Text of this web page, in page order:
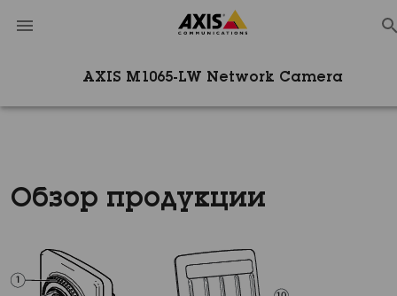
AXIS M1065-LW Network Camera
Обзор продукции